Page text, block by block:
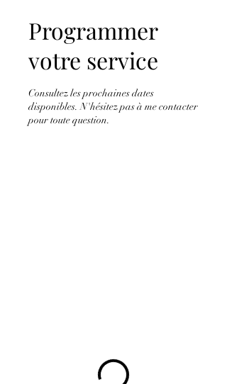
Programmer
votre service
Consultez les prochaines dates
disponibles. N'hésitez pas à me contacter
pour toute question.